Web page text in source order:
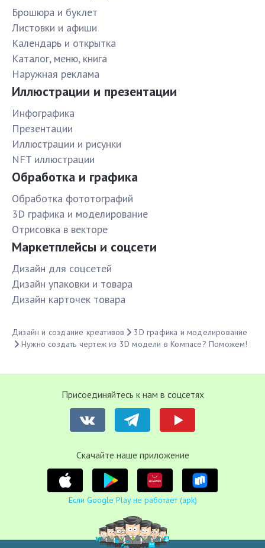
Брошюра и буклет
Листовки и афиши
Календарь и открытка
Каталог, меню, книга
Наружная реклама
Иллюстрации и презентации
Инфографика
Презентации
Иллюстрации и рисунки
NFT иллюстрации
Обработка и графика
Обработка фототографий
3D графика и моделирование
Отрисовка в векторе
Маркетплейсы и соцсети
Дизайн для соцсетей
Дизайн упаковки и товара
Дизайн карточек товара
Дизайн и создание креативов
3D графика и моделирование
Нужно создать чертеж из 3D модели в Компасе? Поможем!
Присоединяйтесь к нам в соцсетях
Cкачайте наше приложение
Если Google Play не работает (apk)